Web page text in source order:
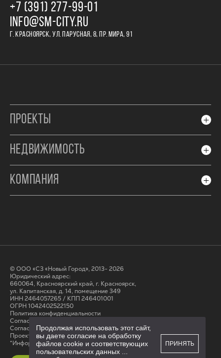
+7 (391) 277‒99‒01
INFO@SM-CITY.RU
Г. КРАСНОЯРСК, УЛ. ПАРУСНАЯ, 8, ПР. МИРА, 91
ПРОЕКТЫ
НЕДВИЖИМОСТЬ
КОМПАНИЯ
© ООО «СЗ «Новый Город», 2013- 2026
Юридический адрес:
660064, Красноярский край, г. Красноярск,
ул. Капитанская, д. 14, помещение 349
ИНН 2464057265 / КПП 246401001
ОГРН 1042402522150
Политика конфиденциальности
Согласие на обработку персональных данных
Cогласие на получение рассылки
Проектные декларации на сайте наш.дом.рф
*Информация на сайте не является публичной офертой
Продолжая использовать этот сайт,
вы даете согласие на обработку
файлов cookie и соответствующих
пользовательских данных
ПРИНЯТЬ